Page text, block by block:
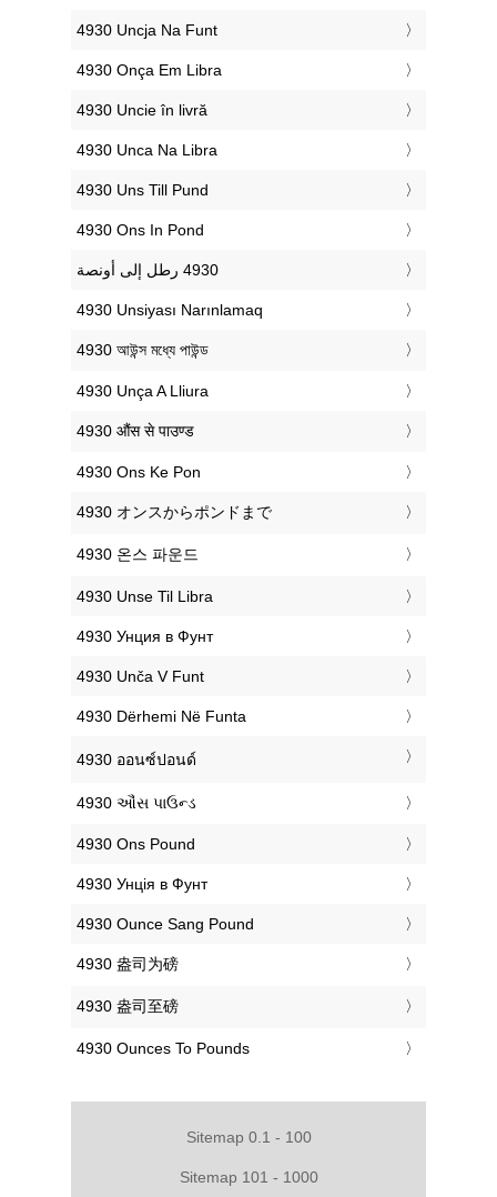
‎4930 Uncja Na Funt
‎4930 Onça Em Libra
‎4930 Uncie în livră
‎4930 Unca Na Libra
‎4930 Uns Till Pund
‎4930 Ons In Pond
‎4930 Unsiyası Narınlamaq
‎4930 আউন্স মধ্যে পাউন্ড
‎4930 Unça A Lliura
‎4930 औंस से पाउण्ड
‎4930 Ons Ke Pon
‎4930 オンスからポンドまで
‎4930 온스 파운드
‎4930 Unse Til Libra
‎4930 Унция в Фунт
‎4930 Unča V Funt
‎4930 Dërhemi Në Funta
‎4930 ออนซ์ปอนด์
‎4930 ઔંસ પાઉન્ડ
‎4930 Ons Pound
‎4930 Унція в Фунт
‎4930 Ounce Sang Pound
‎4930 盎司为磅
‎4930 盎司至磅
‎4930 Ounces To Pounds
Sitemap 0.1 - 100
Sitemap 101 - 1000